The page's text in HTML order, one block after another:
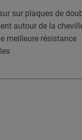
sur plaques de
autour de la
meilleure résistance